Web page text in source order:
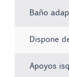
Baño
Dispone
Apoyos